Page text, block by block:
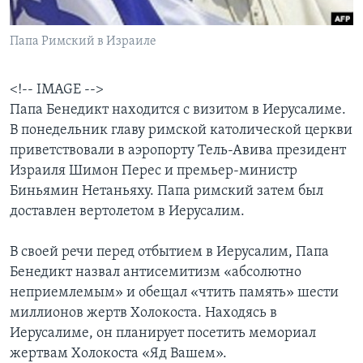
Learning English
Языки
Папа Римский в Израиле
<!-- IMAGE -->
Папа Бенедикт находится с визитом в Иерусалиме.
В понедельник главу римской католической церкви
приветствовали в аэропорту Тель-Авива президент
Израиля Шимон Перес и премьер-министр
Биньямин Нетаньяху. Папа римский затем был
доставлен вертолетом в Иерусалим.
В своей речи перед отбытием в Иерусалим, Папа
Бенедикт назвал антисемитизм «абсолютно
неприемлемым» и обещал «чтить память» шести
миллионов жертв Холокоста. Находясь в
Иерусалиме, он планирует посетить мемориал
жертвам Холокоста «Яд Вашем».